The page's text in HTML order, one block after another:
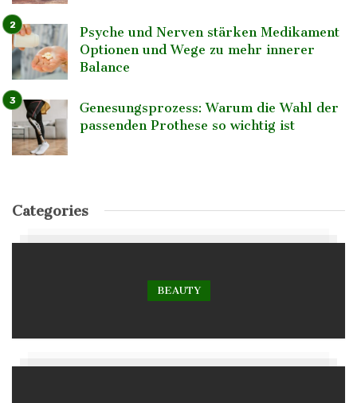
Psyche und Nerven stärken Medikament
Optionen und Wege zu mehr innerer
Balance
Genesungsprozess: Warum die Wahl der
passenden Prothese so wichtig ist
Categories
BEAUTY